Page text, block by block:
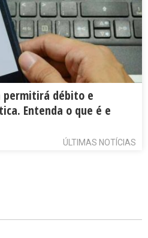
permitirá débito e
Entenda o que é e
ÚLTIMAS NOTÍCIAS